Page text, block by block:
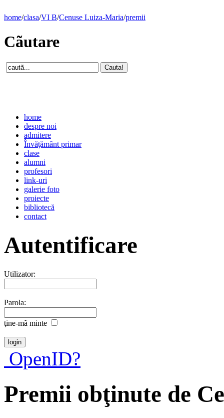
home/clasa/VI B/Cenuse Luiza-Maria/premii
Cãutare
home
despre noi
admitere
Învăţământ primar
clase
alumni
profesori
link-uri
galerie foto
proiecte
bibliotecă
contact
Autentificare
Utilizator:
Parola:
ţine-mã minte
OpenID?
Premii obţinute de